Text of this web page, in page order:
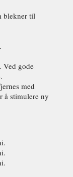
blekner til
Ved gode
med
å stimulere ny